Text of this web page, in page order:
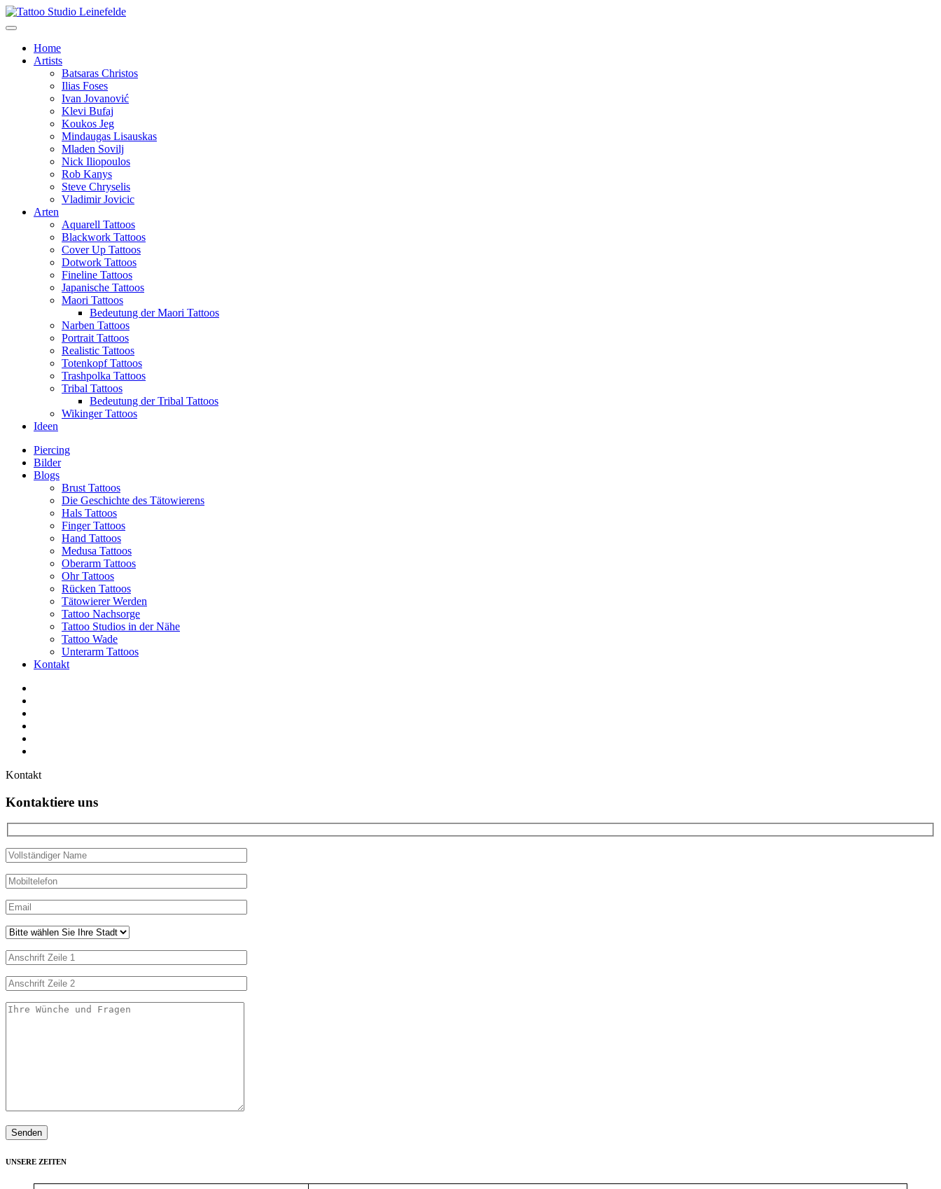
Home
Artists
Batsaras Christos
Ilias Foses
Ivan Jovanović
Klevi Bufaj
Koukos Jeg
Mindaugas Lisauskas
Mladen Sovilj
Nick Iliopoulos
Rob Kanys
Steve Chryselis
Vladimir Jovicic
Arten
Aquarell Tattoos
Blackwork Tattoos
Cover Up Tattoos
Dotwork Tattoos
Fineline Tattoos
Japanische Tattoos
Maori Tattoos
Bedeutung der Maori Tattoos
Narben Tattoos
Portrait Tattoos
Realistic Tattoos
Totenkopf Tattoos
Trashpolka Tattoos
Tribal Tattoos
Bedeutung der Tribal Tattoos
Wikinger Tattoos
Ideen
Piercing
Bilder
Blogs
Brust Tattoos
Die Geschichte des Tätowierens
Hals Tattoos
Finger Tattoos
Hand Tattoos
Medusa Tattoos
Oberarm Tattoos
Ohr Tattoos
Rücken Tattoos
Tätowierer Werden
Tattoo Nachsorge
Tattoo Studios in der Nähe
Tattoo Wade
Unterarm Tattoos
Kontakt
Kontakt
Kontaktiere uns
UNSERE ZEITEN